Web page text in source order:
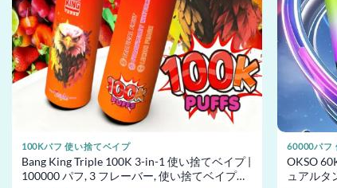
100Kパフ 使い捨てベイプ
Bang King Triple 100K 3-in-1 使い捨てベイプ |
100000 パフ, 3 フレーバー, 使い捨てベイプ卸
60000パフ
OKSO
ュアルタ